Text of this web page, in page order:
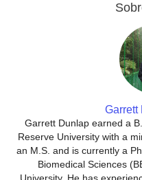
Garrett
Garrett Dunlap earned a
Reserve University with a
an M.S. and is currently a
Biomedical Sciences